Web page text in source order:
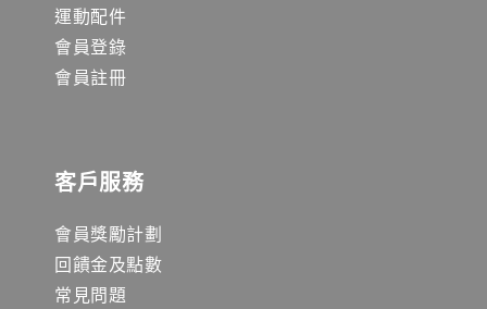
運動配件
會員登錄
會員註冊
客戶服務
會員獎勵計劃
回饋金及點數
常見問題